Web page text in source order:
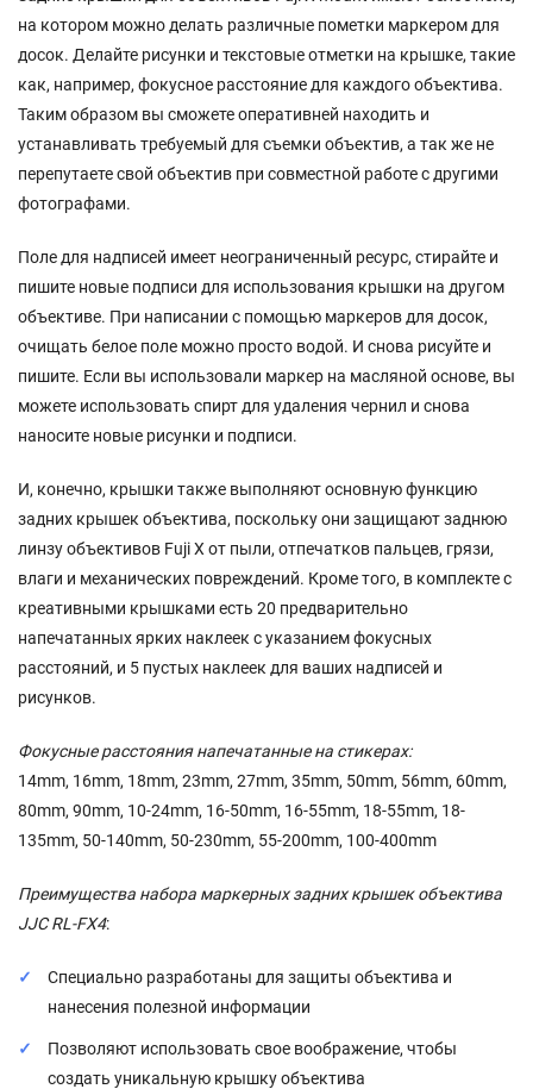
на котором можно делать различные пометки маркером для
досок. Делайте рисунки и текстовые отметки на крышке, такие
как, например, фокусное расстояние для каждого объектива.
Таким образом вы сможете оперативней находить и
устанавливать требуемый для съемки объектив, а так же не
перепутаете свой объектив при совместной работе с другими
фотографами.
Поле для надписей имеет неограниченный ресурс, стирайте и
пишите новые подписи для использования крышки на другом
объективе. При написании с помощью маркеров для досок,
очищать белое поле можно просто водой. И снова рисуйте и
пишите. Если вы использовали маркер на масляной основе, вы
можете использовать спирт для удаления чернил и снова
наносите новые рисунки и подписи.
И, конечно, крышки также выполняют основную функцию
задних крышек объектива, поскольку они защищают заднюю
линзу объективов Fuji X от пыли, отпечатков пальцев, грязи,
влаги и механических повреждений. Кроме того, в комплекте с
креативными крышками есть 20 предварительно
напечатанных ярких наклеек с указанием фокусных
расстояний, и 5 пустых наклеек для ваших надписей и
рисунков.
Фокусные расстояния напечатанные на стикерах:
14mm, 16mm, 18mm, 23mm, 27mm, 35mm, 50mm, 56mm, 60mm,
80mm, 90mm, 10-24mm, 16-50mm, 16-55mm, 18-55mm, 18-
135mm, 50-140mm, 50-230mm, 55-200mm, 100-400mm
Преимущества набора маркерных задних крышек объектива
JJC RL-FX4:
Специально разработаны для защиты объектива и
нанесения полезной информации
Позволяют использовать свое воображение, чтобы
создать уникальную крышку объектива